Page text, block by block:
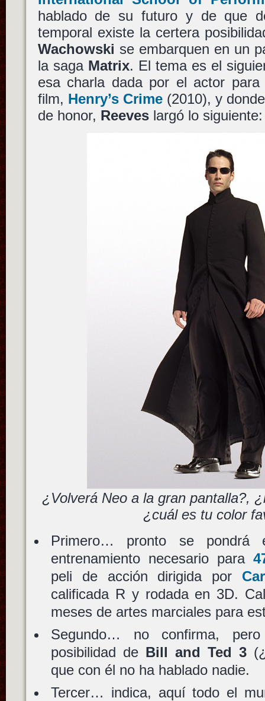
hablado de su futuro y de que
temporal existe la certera
Wachowski se embarquen en un
la saga Matrix. El tema es el
esa charla dada por el actor para
film, Henry’s Crime(2010), y
de honor, Reeveslargó lo siguiente:
¿Volverá Neo a la gran pantalla?,
¿cuál es tu color
Primero… pronto se pondrá
entrenamiento necesario para
peli de acción dirigida por
calificada R y rodada en 3D.
meses de artes marciales para
Segundo… no confirma,
posibilidad de Bill and Ted 3
que con él no ha hablado nadie.
Tercer… indica, aquí todo el